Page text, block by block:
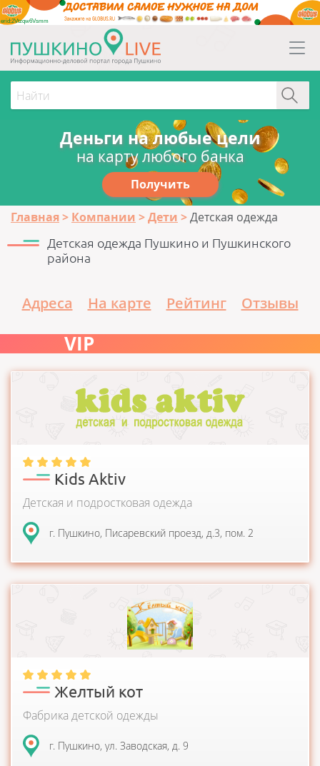
erid:2Vtzqw6Vsmm
Деньги на любые цели
на карту любого банка
Получить
Главная Компании Дети Детская одежда
Детская одежда Пушкино и Пушкинского
района
Адреса На карте Рейтинг Отзывы
VIP
С 2007 года компания стремиться сделать доступной для Вас
эксклюзивную одежду итальянских, португ...
Kids Aktiv
Детская и подростковая одежда
г. Пушкино, Писаревский проезд, д.3, пом. 2
Фабрика по производству детской одежды для
новорожденных предлагает к закупке оптом качественную...
Желтый кот
Фабрика детской одежды
г. Пушкино, ул. Заводская, д. 9